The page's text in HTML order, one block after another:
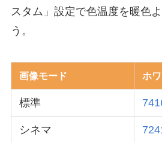
スタム」設定で色温度を暖色
う。
画像モード ホ
標準
シネマ